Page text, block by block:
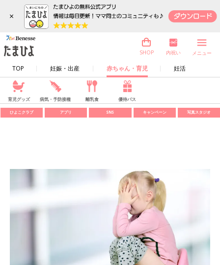
×
TOP 妊娠・出産 赤ちゃん・育児 妊活
SHOP 内祝い メニュー
育児グッズ 病気・予防接種 離乳食 優待パス
ひよこクラブ アプリ SNS キャンペーン 写真スタジオ